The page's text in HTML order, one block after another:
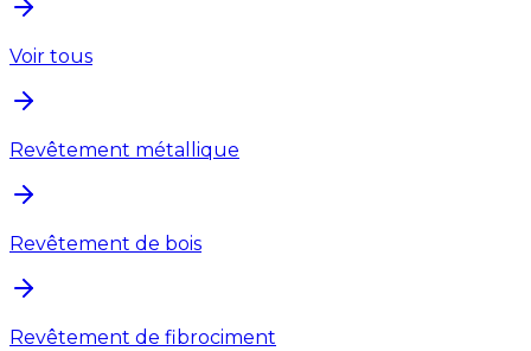
Voir tous
Revêtement métallique
Revêtement de bois
Revêtement de fibrociment